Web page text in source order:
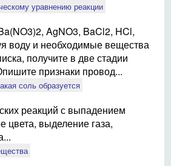
уравнению реакции
AgNO3, BaCl2, HCl,
воду и необходимые вещества
получите в две стадии
признаки провод...
соль образуется
реакций с выпадением
цвета, выделение газа,